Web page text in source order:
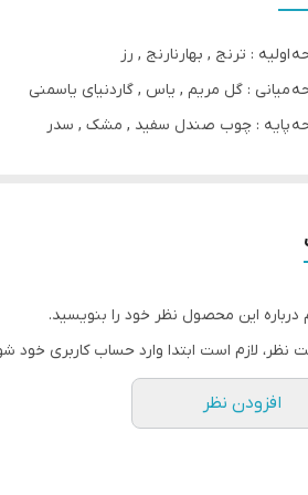
اولیه : ترنج , بهارنارنج , رز
میانی : گل مریم , یاس , گاردنیای یاسمنی
پایه : چوب صندل سفید , مشک , سدر
این محصول نظر خود را بنویسید.
نظر، لازم است ابتدا وارد حساب کاربری خود
افزودن نظر